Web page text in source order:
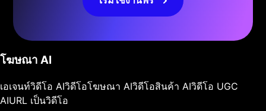
โฆษณา AI
เอเจนท์วิดีโอ AIวิดีโอโฆษณา AIวิดีโอสินค้า AIวิดีโอ UGC
AIURL เป็นวิดีโอ